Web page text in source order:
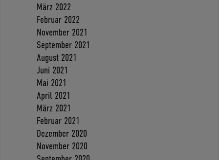
März 2022
Februar 2022
November 2021
September 2021
August 2021
Juni 2021
Mai 2021
April 2021
März 2021
Februar 2021
Dezember 2020
November 2020